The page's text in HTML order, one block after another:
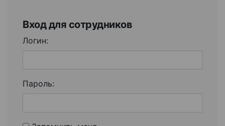
Вход для сотрудников
Логин:
Пароль: